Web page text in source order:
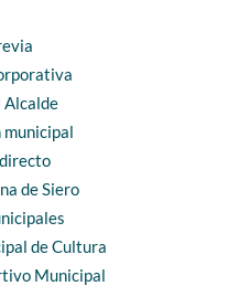
Alcalde
de Siero
de Cultura
Municipal